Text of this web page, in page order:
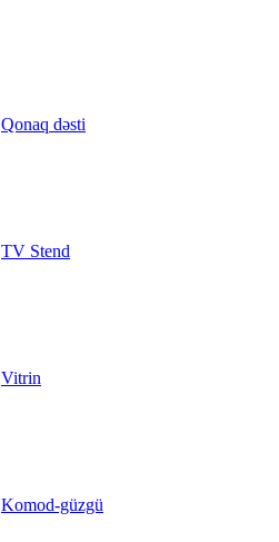
Qonaq dəsti
TV Stend
Vitrin
Komod-güzgü